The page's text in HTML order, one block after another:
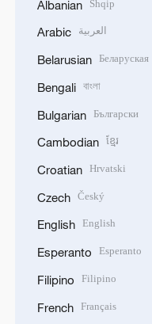
Albanian
Arabic العربية
Belarusian Беларуская
Bengali বাংলা
Bulgarian Български
Cambodian ខ្មែរ
Croatian Hrvatski
Czech Český
English English
Esperanto Esperanto
Filipino Filipino
French Français